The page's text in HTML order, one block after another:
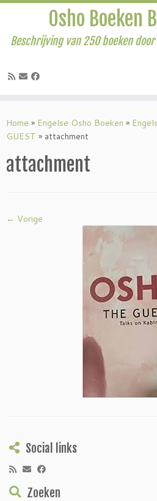
naar
inhoud
Osho Boeken
Beschrijving van 250 boeken
Home » Engelse Osho Boeken »
GUEST » attachment
attachment
← Vorige
Social links
Zoeken